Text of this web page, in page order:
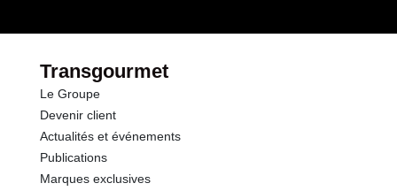
Transgourmet
Le Groupe
Devenir client
Actualités et événements
Publications
Marques exclusives